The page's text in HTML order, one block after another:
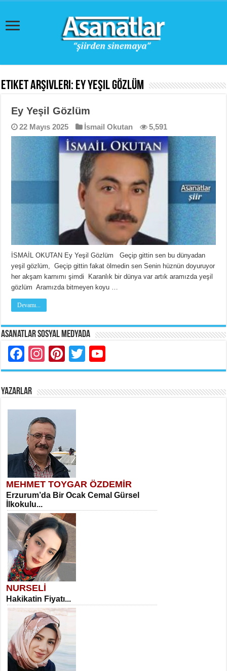
Etiket Arşivleri: Ey Yeşil Gözlüm
Ey Yeşil Gözlüm
22 Mayıs 2025 İsmail Okutan 5,591
İSMAİL OKUTAN Ey Yeşil Gözlüm Geçip gittin sen bu dünyadan
yeşil gözlüm, Geçip gittin fakat ölmedin sen Senin hüznün doyuruyor
her akşam karnımı şimdi Karanlık bir dünya var artık aramızda yeşil
gözlüm Aramızda bitmeyen koyu …
Devamı...
Asanatlar Sosyal Medyada
Facebook
Instagram
Pinterest
Twitter
YAZARLAR
MEHMET TOYGAR ÖZDEMİR
Erzurum’da Bir Ocak Cemal Gürsel
İlkokulu...
NURSELİ
Hakikatin Fiyatı...